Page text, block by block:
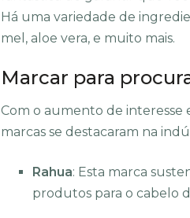
Há uma variedade de
mel, aloe vera, e muito mais.
Marcar para
Com o aumento de interesse
marcas se destacaram na
Rahua: Esta marca
produtos para o cabelo